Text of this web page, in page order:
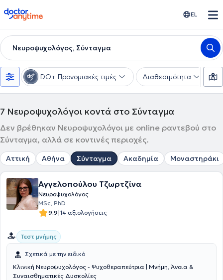
doctoranytime EL
Νευροψυχολόγος, Σύνταγμα
DO+ Προνομιακές τιμές Διαθεσιμότητα
7 Νευροψυχολόγοι κοντά στο Σύνταγμα
Δεν βρέθηκαν Νευροψυχολόγοι με online ραντεβού στο
Σύνταγμα, αλλά σε κοντινές περιοχές.
Αττική Αθήνα Σύνταγμα Ακαδημία Μοναστηράκι
Αγγελοπούλου Τζωρτζίνα
Νευροψυχολόγος
MSc, PhD
9.9|14 αξιολογήσεις
Τεστ μνήμης
Σχετικά με την ειδικό
Κλινική Νευροψυχολόγος - Ψυχοθεραπεύτρια | Μνήμη, Άνοια &
Συναισθηματικές Δυσκολίες